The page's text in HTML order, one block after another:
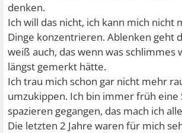
denken.
Ich will das nicht, ich kann mich nicht
Dinge konzentrieren. Ablenken geht
weiß auch, das wenn was schlimmes
längst gemerkt hätte.
Ich trau mich schon gar nicht mehr
umzukippen. Ich bin immer früh eine
spazieren gegangen, das mach ich
Die letzten 2 Jahre waren für mich